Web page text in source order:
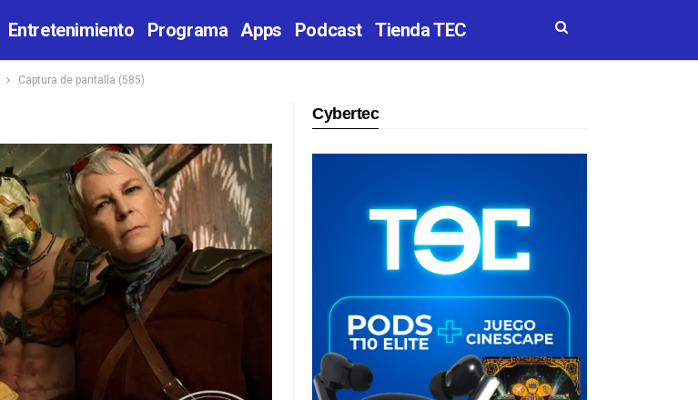
Entretenimiento Programa Apps Podcast Tienda TEC
Captura de pantalla (585)
Cybertec